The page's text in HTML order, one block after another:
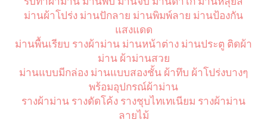
ม่านผ้าโปร่ง ม่านปักลาย ม่านพิมพ์ลาย ม่านป้องกัน
แสงแดด
ม่านพื้นเรียบ รางผ้าม่าน ม่านหน้าต่าง ม่านประตู ติดผ้า
ม่าน ผ้าม่านสวย
ม่านแบบมีกล่อง ม่านแบบสองชั้น ผ้าทึบ ผ้าโปร่งบางๆ
พร้อมอุปกรณ์ผ้าม่าน
รางผ้าม่าน รางดัดโค้ง รางชุบไทเทเนียม รางผ้าม่าน
ลายไม้